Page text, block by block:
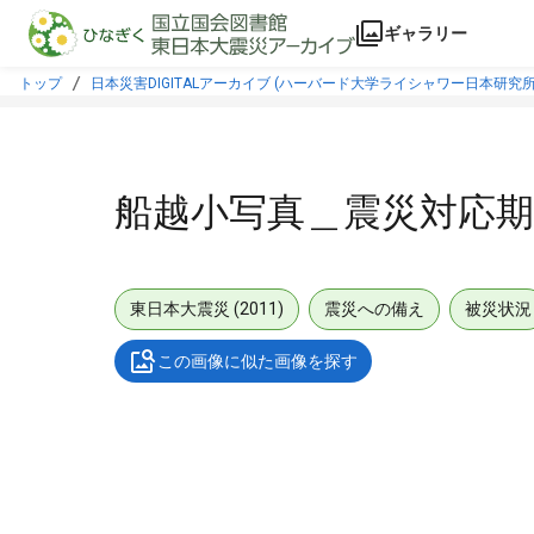
本文に飛ぶ
ギャラリー
トップ 日本災害DIGITALアーカイブ (ハーバード大学ライシャワー日本研究
船越小写真＿震災対応期
東日本大震災 (2011) 震災への備え 被災状況
この画像に似た画像を探す